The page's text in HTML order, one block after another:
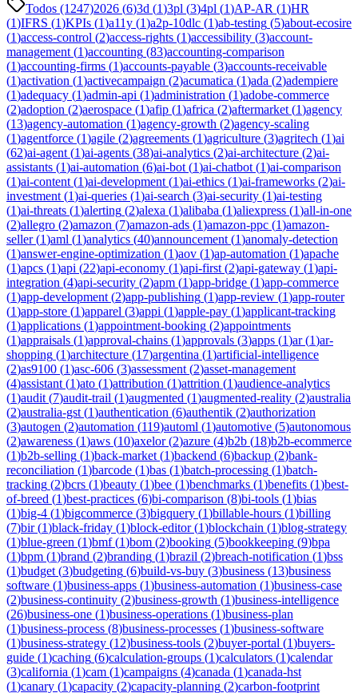
Todos (1247)2026 (6)3d (1)3pl (3)4pl (1)AP-AR (1)HR
(1)IFRS (1)KPIs (1)a11y (1)a2p-10dlc (1)ab-testing (5)about-ecosire
(1)access-control (2)access-rights (1)accessibility (3)account-
management (1)accounting (83)accounting-comparison
(1)accounting-firms (1)accounts-payable (3)accounts-receivable
(1)activation (1)activecampaign (2)acumatica (1)ada (2)adempiere
(1)adequacy (1)admin-api (1)administration (1)adobe-commerce
(2)adoption (2)aerospace (1)afip (1)africa (2)aftermarket (1)agency
(13)agency-automation (1)agency-growth (2)agency-scaling
(1)agentforce (1)agile (2)agreements (1)agriculture (3)agritech (1)ai
(62)ai-agent (1)ai-agents (38)ai-analytics (2)ai-architecture (2)ai-
assistants (1)ai-automation (6)ai-bot (1)ai-chatbot (1)ai-comparison
(1)ai-content (1)ai-development (1)ai-ethics (1)ai-frameworks (2)ai-
investment (1)ai-queries (1)ai-search (3)ai-security (1)ai-testing
(1)ai-threats (1)alerting (2)alexa (1)alibaba (1)aliexpress (1)all-in-one
(2)allegro (2)amazon (7)amazon-ads (1)amazon-ppc (1)amazon-
seller(1)aml (1)analytics (40)announcement (1)anomaly-detection
(1)answer-engine-optimization (1)aov (1)ap-automation (1)apache
(1)apcs (1)api (22)api-economy (1)api-first (2)api-gateway (1)api-
integration (4)api-security (2)apm (1)app-bridge (1)app-commerce
(1)app-development (2)app-publishing (1)app-review (1)app-router
(1)app-store (1)apparel (3)appi (1)apple-pay (1)applicant-tracking
(1)applications (1)appointment-booking (2)appointments
(1)appraisals (1)approval-chains (1)approvals (3)apps (1)ar(1)ar-
shopping (1)architecture (17)argentina (1)artificial-intelligence
(2)as9100 (1)asc-606 (3)assessment (2)asset-management
(4)assistant (1)ato (1)attribution (1)attrition (1)audience-analytics
(1)audit (7)audit-trail (1)augmented (1)augmented-reality (2)australia
(2)australia-gst (1)authentication (6)authentik (2)authorization
(3)autogen (2)automation (119)automl (1)automotive (5)autonomous
(2)awareness (1)aws (10)axelor(2)azure (4)b2b (18)b2b-ecommerce
(1)b2b-selling (1)back-market (1)backend (6)backup (2)bank-
reconciliation (1)barcode (1)bas (1)batch-processing (1)batch-
tracking (2)bcrs (1)beauty (1)bee (1)benchmarks (1)benefits (1)best-
of-breed (1)best-practices (6)bi-comparison (8)bi-tools (1)bias
(1)big-4 (1)bigcommerce (3)bigquery (1)billable-hours (1)billing
(7)bir(1)black-friday (1)block-editor(1)blockchain (1)blog-strategy
(1)blue-green (1)bmf(1)bom (2)booking (5)bookkeeping (9)bpa
(1)bpm (1)brand (2)branding (1)brazil (2)breach-notification (1)bss
(1)budget (3)budgeting (6)build-vs-buy (3)business (13)business
software (1)business-apps (1)business-automation (1)business-case
(2)business-continuity (2)business-growth (1)business-intelligence
(26)business-one (1)business-operations (1)business-plan
(1)business-process (8)business-processes (1)business-software
(1)business-strategy (12)business-tools (2)buyer-portal (1)buyers-
guide (1)caching (6)calculation-groups (1)calculators (1)calendar
(3)california (1)cam (1)campaigns (4)canada (1)canada-hst
(1)canary (1)capacity (2)capacity-planning (2)carbon-footprint